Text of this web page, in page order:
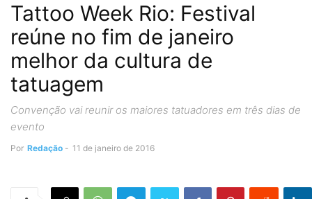
Tattoo Week Rio: Festival
reúne no fim de janeiro
melhor da cultura de
tatuagem
Convenção vai reunir os maiores tatuadores em três dias de
evento
Por Redação - 11 de janeiro de 2016